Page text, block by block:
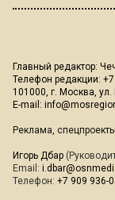
Главный редактор:
Телефон редакции:
101000, г. Москва, ул.
E-mail:
Реклама,
Игорь Дбар
Email:
Телефон: +7 909 936-